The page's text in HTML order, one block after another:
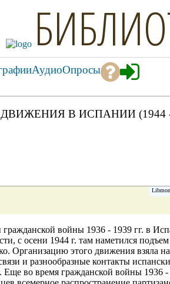
АудиоОпросы
В ИСПАНИИ (1944 -
войны 1936 - 1939 гг. в
с осени 1944 г. там наметился подъем
Организацию этого движения взяла на
и разнообразные контакты
во время гражданской войны 1936